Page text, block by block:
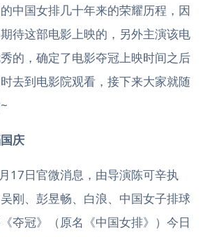
中国女排几十年来的荣耀历程，因
待这部电影上映的，另外主演该电
的，确定了电影夺冠上映时间之后
去到电影院观看，接下来大家就随
庆
日官微消息，由导演陈可辛执
刚、彭昱畅、白浪、中国女子排球
夺冠》（原名《中国女排》）今日